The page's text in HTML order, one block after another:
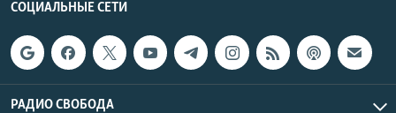
СОЦИАЛЬНЫЕ СЕТИ
РАДИО СВОБОДА